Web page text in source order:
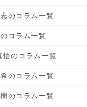
のコラム一覧
コラム一覧
悟のコラム一覧
のコラム一覧
のコラム一覧